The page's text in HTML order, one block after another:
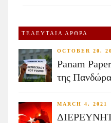
ΤΕΛΕΥΤΑΙΑ ΑΡΘΡΑ
OCTOBER 20,
Panam
της
MARCH 4, 2021